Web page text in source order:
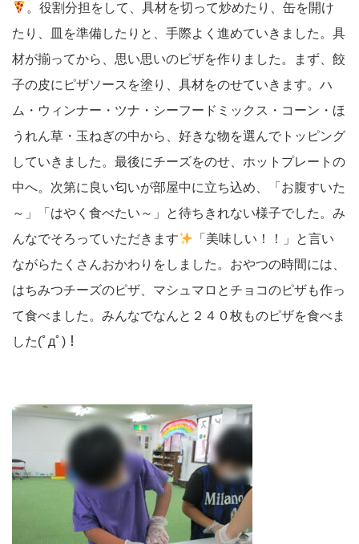
。役割分担をして、具材を切って炒めたり、缶を開け
たり、皿を準備したりと、手際よく進めていきました。具
材が揃ってから、思い思いのピザを作りました。まず、餃
子の皮にピザソースを塗り、具材をのせていきます。ハ
ム・ウィンナー・ツナ・シーフードミックス・コーン・ほ
うれん草・玉ねぎの中から、好きな物を選んでトッピング
していきました。最後にチーズをのせ、ホットプレートの
中へ。次第に良い匂いが部屋中に立ち込め、「お腹すいた
～」「はやく食べたい～」と待ちきれない様子でした。み
んなでそろっていただきます
「美味しい！！」と言い
ながらたくさんおかわりをしました。おやつの時間には、
はちみつチーズのピザ、マシュマロとチョコのピザも作っ
て食べました。みんなでなんと２４０枚ものピザを食べま
した(ﾟдﾟ)！